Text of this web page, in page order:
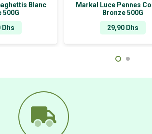
Blanc
500G
Dhs
Markal Luce Pennes
Bronze 500G
29,90 Dhs